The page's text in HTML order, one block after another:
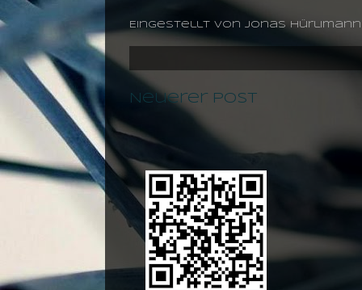
Eingestellt von jonas hürlimann
Neuerer Post